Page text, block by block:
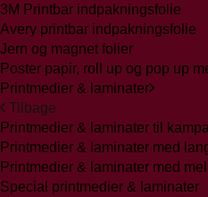
3M Printbar indpakningsfolie
Avery printbar indpakningsfolie
Jern og magnet folier
Poster papir, roll up og pop up
Printmedier & laminater
Tilbage
Printmedier & laminater til
Printmedier & laminater med
Printmedier & laminater med
Special printmedier & laminater